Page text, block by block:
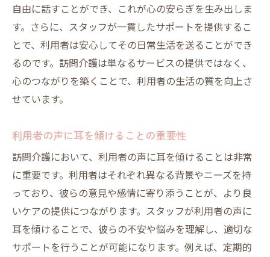
自由に話すことができ、これが心の安らぎを生み出しま
す。さらに、スタッフが一貫したサポートを提供するこ
とで、利用者は安心してその日常生活を送ることができ
るのです。訪問介護は単なるサービスの提供ではなく、
心のつながりを築くことで、利用者の生活の質を向上さ
せています。
利用者の声に耳を傾けることの重要性
訪問介護において、利用者の声に耳を傾けることは非常
に重要です。利用者はそれぞれ異なる背景やニーズを持
っており、彼らの意見や感情に寄り添うことが、より良
いケアの提供につながります。スタッフが利用者の声に
耳を傾けることで、彼らの不安や悩みを理解し、適切な
サポートを行うことが可能になります。例えば、定期的